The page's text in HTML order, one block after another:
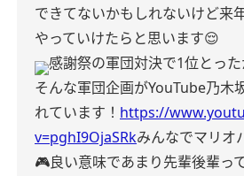
できてないかもしれないけど来
やっていけたらと思います😌
感謝祭の軍団対決で1位とった
そんな軍団企画がYouTube乃木
れています！ https://
v=pghI9OjaSRkみんなでマリオ
🎮良い意味であまり先輩後輩っ